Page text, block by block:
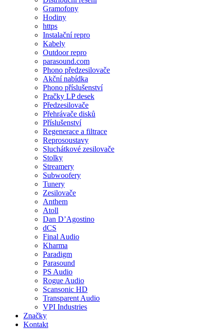
Gramofony
Hodiny
https
Instalační repro
Kabely
Outdoor repro
parasound.com
Phono předzesilovače
Akční nabídka
Phono příslušenství
Pračky LP desek
Předzesilovače
Přehrávače disků
Příslušenství
Regenerace a filtrace
Reprosoustavy
Sluchátkové zesilovače
Stolky
Streamery
Subwoofery
Tunery
Zesilovače
Anthem
Atoll
Dan D’Agostino
dCS
Final Audio
Kharma
Paradigm
Parasound
PS Audio
Rogue Audio
Scansonic HD
Transparent Audio
VPI Industries
Značky
Kontakt